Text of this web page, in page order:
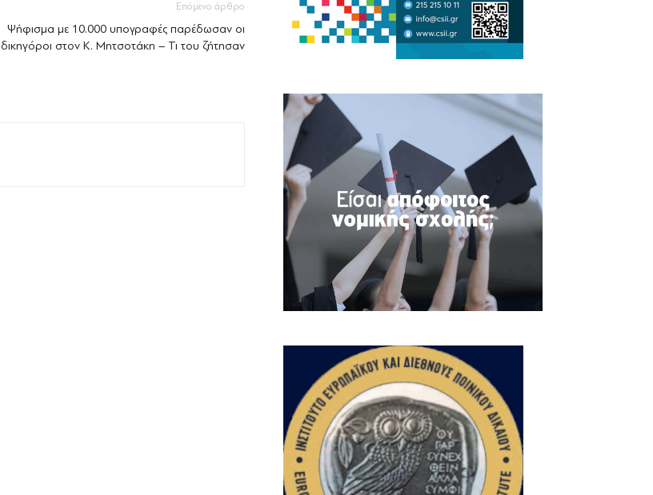
Επόμενο άρθρο
Ψήφισμα με 10.000 υπογραφές παρέδωσαν οι
δικηγόροι στον Κ. Μητσοτάκη – Τι του ζήτησαν